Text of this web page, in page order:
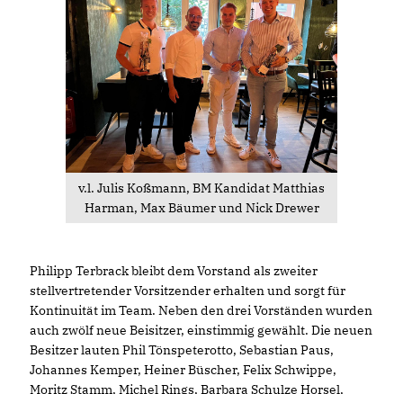
v.l. Julis Koßmann, BM Kandidat Matthias
Harman, Max Bäumer und Nick Drewer
Philipp Terbrack bleibt dem Vorstand als zweiter
stellvertretender Vorsitzender erhalten und sorgt für
Kontinuität im Team. Neben den drei Vorständen wurden
auch zwölf neue Beisitzer, einstimmig gewählt. Die neuen
Besitzer lauten Phil Tönspeterotto, Sebastian Paus,
Johannes Kemper, Heiner Büscher, Felix Schwippe,
Moritz Stamm, Michel Rings, Barbara Schulze Horsel,